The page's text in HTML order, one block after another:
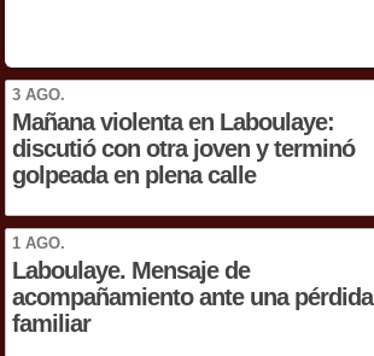
3 AGO.
Mañana violenta en Laboulaye:
discutió con otra joven y terminó
golpeada en plena calle
1 AGO.
Laboulaye. Mensaje de
acompañamiento ante una pérdida
familiar